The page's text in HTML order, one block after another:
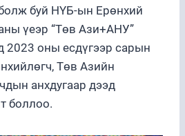
буй НҮБ-ын Ерөнхий
үеэр “Төв Ази+АНУ”
2023 оны есдүгээр сарын
Төв Азийн
анхдугаар дээд
боллоо.